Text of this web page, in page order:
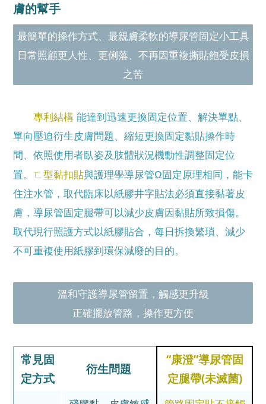
膚的幫手
最簡單的操作方式、最親膚柔軟的導尿管固定小工具
日常照顧更人性、更俐落、不再因重複撕貼飽受皮損
之苦
專利結構 能達到迅速更換固定位置、解決單點、
單向壓迫衍生皮膚問題、縮短更換固定黏貼操作時
間、依照使用者臥姿及肢體狀況機動性調整固定位
置。 ㄈ型黏扣貼與護理學導尿管Ω固定原理相同，能卡
住注水管，取代臨床以紙膠井字貼法必須直接黏著皮
膚，導尿管固定腿帶可以減少皮膚因黏貼所致損傷。
取代現行照護方式以紙膠貼合，每日拆換繁瑣、減少
不可重複使用紙膠到環保減廢的目的。
溫和守護導尿管留置，觸感更升級
正確擺放管路，操作更方便
常見固
定方式
衍生問題
“康澄”導尿管固
定腿帶(未滅菌)